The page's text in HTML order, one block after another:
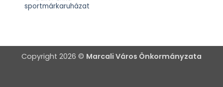
sportmárkaruházat
Copyright 2026 © Marcali Város Önkormányzata